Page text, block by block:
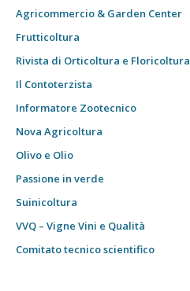
Agricommercio & Garden Center
Frutticoltura
Rivista di Orticoltura e Floricoltura
Il Contoterzista
Informatore Zootecnico
Nova Agricoltura
Olivo e Olio
Passione in verde
Suinicoltura
VVQ – Vigne Vini e Qualità
Comitato tecnico scientifico